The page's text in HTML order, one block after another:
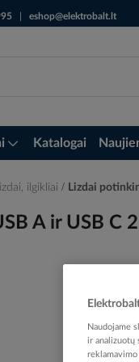
eshop@elektrobalt.lt
Katalogai
ilgikliai Lizdai
A ir USB
Naudojame
ir analizuotų
reklamavimo